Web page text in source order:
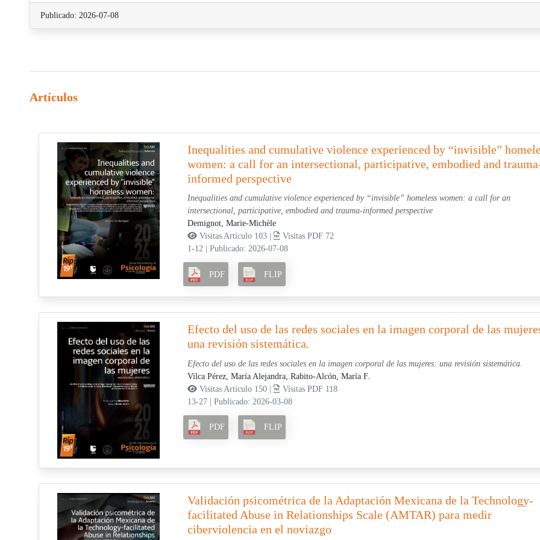
Publicado: 2026-07-08
Artículos
Inequalities and cumulative violence experienced by “invisible”
women: a call for an intersectional, participative, embodied and
informed perspective
Inequalities and cumulative violence experienced by “invisible” homeless women: a call for an
intersectional, participative, embodied and trauma-informed perspective
Demignot, Marie-Michèle
Visitas Artículo 103 |
Visitas PDF 72
1-12
Publicado: 2026-07-08
PDF FLIP
Efecto del uso de las redes sociales en la imagen corporal de las
una revisión sistemática.
Efecto del uso de las redes sociales en la imagen corporal de las mujeres: una revisión sistemática.
Vilca Pérez, María Alejandra, Rabito-Alcón, María F.
Visitas Artículo 150 |
Visitas PDF 118
13-27
Publicado: 2026-03-08
PDF FLIP
Validación psicométrica de la Adaptación Mexicana de la Technology-
facilitated Abuse in Relationships Scale (AMTAR) para medir
ciberviolencia en el noviazgo